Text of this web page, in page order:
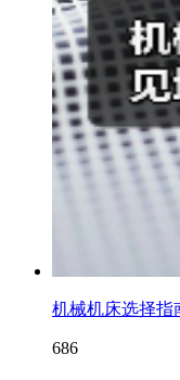
机械机床选择指
686